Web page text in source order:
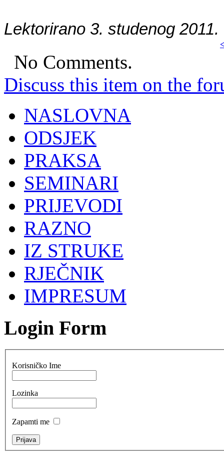
Lektorirano 3. studenog
No Comments.
Discuss this item on the
NASLOVNA
ODSJEK
PRAKSA
SEMINARI
PRIJEVODI
RAZNO
IZ STRUKE
RJEČNIK
IMPRESUM
Login Form
Korisničko Ime
Lozinka
Zapamti me